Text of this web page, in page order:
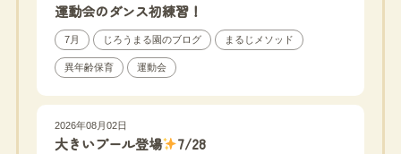
運動会のダンス初練習！
7月 じろうまる園のブログ まるじメソッド
異年齢保育 運動会
2026年08月02日
大きいプール登場 7/28